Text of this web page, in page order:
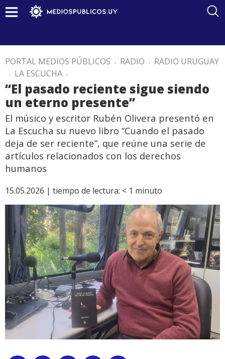
PORTAL MEDIOS PÚBLICOS . RADIO . RADIO URUGUAY
. LA ESCUCHA .
“El pasado reciente sigue siendo
un eterno presente”
El músico y escritor Rubén Olivera presentó en
La Escucha su nuevo libro “Cuando el pasado
deja de ser reciente”, que reúne una serie de
artículos relacionados con los derechos
humanos
15.05.2026 | tiempo de lectura: < 1 minuto